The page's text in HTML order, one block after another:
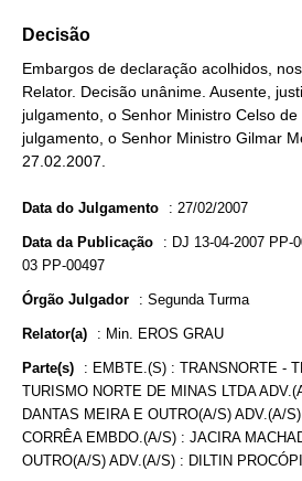
Decisão
Embargos de declaração acolhidos,
Relator. Decisão unânime. Ausente,
julgamento, o Senhor Ministro Celso
julgamento, o Senhor Ministro Gilmar
27.02.2007.
Data do Julgamento : 27/02/2007
Data da Publicação : DJ 13-04-2007 PP-
03 PP-00497
Órgão Julgador : Segunda Turma
Relator(a) : Min. EROS GRAU
Parte(s) : EMBTE.(S) : TRANSNORTE -
TURISMO NORTE DE MINAS LTDA
DANTAS MEIRA E OUTRO(A/S) ADV.(A/
CORRÊA EMBDO.(A/S) : JACIRA
OUTRO(A/S) ADV.(A/S) : DILTIN